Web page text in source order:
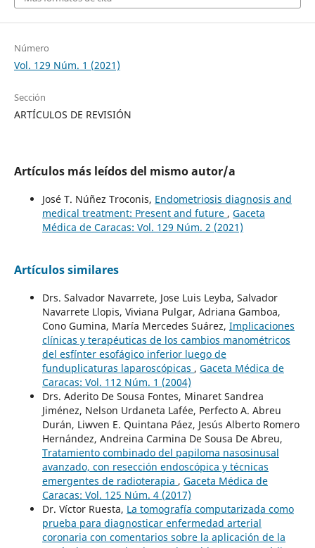
Número
Vol. 129 Núm. 1 (2021)
Sección
ARTÍCULOS DE REVISIÓN
Artículos más leídos del mismo autor/a
José T. Núñez Troconis, Endometriosis diagnosis and
medical treatment: Present and future , Gaceta
Médica de Caracas: Vol. 129 Núm. 2 (2021)
Artículos similares
Drs. Salvador Navarrete, Jose Luis Leyba, Salvador
Navarrete Llopis, Viviana Pulgar, Adriana Gamboa,
Cono Gumina, María Mercedes Suárez, Implicaciones
clínicas y terapéuticas de los cambios manométricos
del esfínter esofágico inferior luego de
funduplicaturas laparoscópicas , Gaceta Médica de
Caracas: Vol. 112 Núm. 1 (2004)
Drs. Aderito De Sousa Fontes, Minaret Sandrea
Jiménez, Nelson Urdaneta Lafée, Perfecto A. Abreu
Durán, Liwven E. Quintana Páez, Jesús Alberto Romero
Hernández, Andreina Carmina De Sousa De Abreu,
Tratamiento combinado del papiloma nasosinusal
avanzado, con resección endoscópica y técnicas
emergentes de radioterapia , Gaceta Médica de
Caracas: Vol. 125 Núm. 4 (2017)
Dr. Víctor Ruesta, La tomografía computarizada como
prueba para diagnosticar enfermedad arterial
coronaria con comentarios sobre la aplicación de la